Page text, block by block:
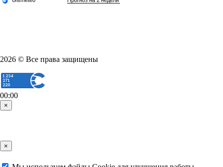
2026 © Все права защищены
00:00
×
×